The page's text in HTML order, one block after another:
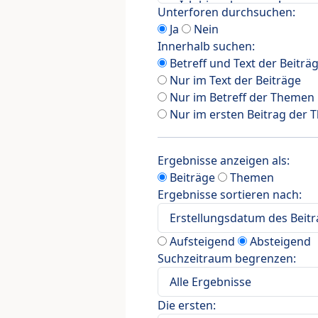
Unterforen durchsuchen:
Ja
Nein
Innerhalb suchen:
Betreff und Text der
Nur im Text der Beiträge
Nur im Betreff der Themen
Nur im ersten Beitrag der
Ergebnisse anzeigen als:
Beiträge
Themen
Ergebnisse sortieren nach:
Aufsteigend
Absteigend
Suchzeitraum begrenzen:
Die ersten: